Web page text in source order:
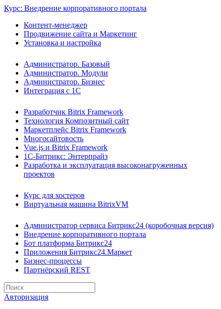
Курс: Внедрение корпоративного портала
Контент-менеджер
Продвижение сайта и Маркетинг
Установка и настройка
Администратор. Базовый
Администратор. Модули
Администратор. Бизнес
Интеграция с 1С
Разработчик Bitrix Framework
Технология Композитный сайт
Маркетплейс Bitrix Framework
Многосайтовость
Vue.js и Bitrix Framework
1С-Битрикс: Энтерпрайз
Разработка и эксплуатация высоконагруженных
проектов
Курс для хостеров
Виртуальная машина BitrixVM
Администратор сервиса Битрикс24 (коробочная версия)
Внедрение корпоративного портала
Бот платформа Битрикс24
Приложения Битрикс24.Маркет
Бизнес-процессы
Партнёрский REST
Авторизация